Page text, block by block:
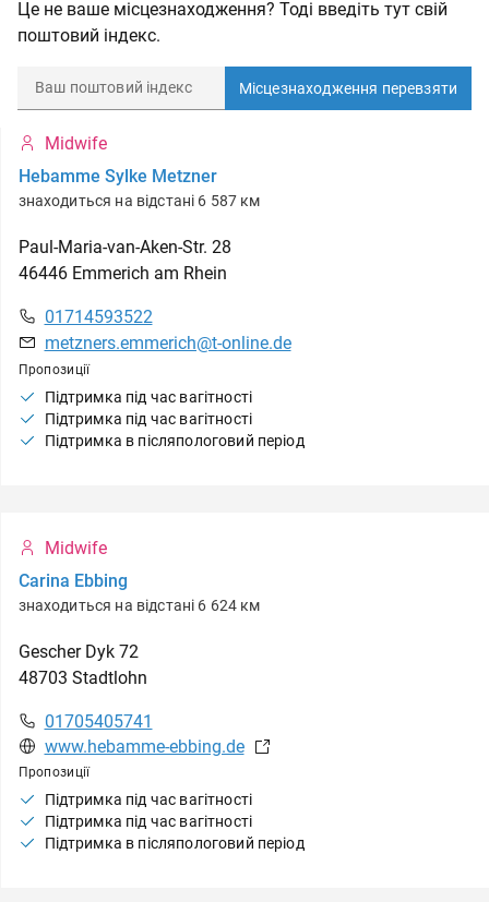
Це не ваше місцезнаходження? Тоді введіть тут свій
поштовий індекс.
Місцезнаходження перевзяти
Midwife
Hebamme Sylke Metzner
знаходиться на відстані 6 587 км
Paul-Maria-van-Aken-Str. 28
46446 Emmerich am Rhein
01714593522
metzners.emmerich@t-online.de
Пропозиції
Підтримка під час вагітності
Підтримка під час вагітності
Підтримка в післяпологовий період
Midwife
Carina Ebbing
знаходиться на відстані 6 624 км
Gescher Dyk 72
48703 Stadtlohn
01705405741
www.hebamme-ebbing.de
Пропозиції
Підтримка під час вагітності
Підтримка під час вагітності
Підтримка в післяпологовий період